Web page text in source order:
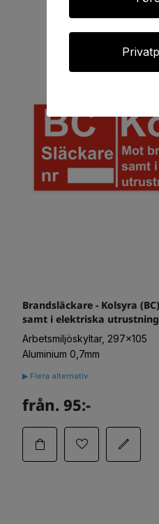
Brandsläckare - Kolsyra
samt i elektriska
Arbetsmiljöskyltar, 297x105
Aluminium 0,7mm
▶ Flera alternativ
från. 95:-